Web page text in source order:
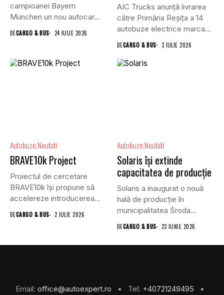
campioanei Bayern
München un nou autocar...
DECARGO & BUS 24 IULIE 2026
AIC Trucks anunță livrarea
către Primăria Reșița a 14
autobuze electrice marca...
DECARGO & BUS 3 IULIE 2026
Autobuze Noutati
BRAVE10k Project
Proiectul de cercetare
BRAVE10k își propune să
accelereze introducerea
vehiculelor autonome în...
DECARGO & BUS 2 IULIE 2026
Autobuze Noutati
Solaris își extinde
capacitatea de producție
Solaris a inaugurat o nouă
hală de producție în
municipalitatea Środa
Wielkopolska....
DECARGO & BUS 23 IUNIE 2026
Email: office@autoexpert.ro • Tel: +40721249495 •